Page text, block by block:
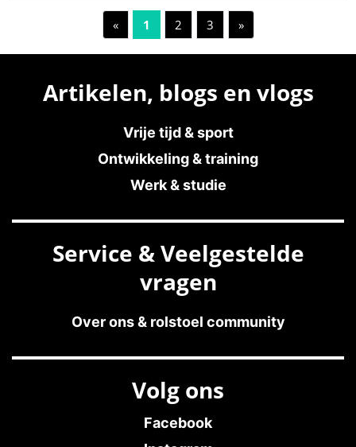
« 1 2 3 »
Artikelen, blogs en vlogs
Vrije tijd & sport
Ontwikkeling & training
Werk & studie
Service & Veelgestelde
vragen
Over ons & rolstoel community
Volg ons
Facebook